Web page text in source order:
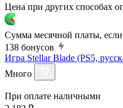
Цена при других способах
Сумма месячной платы, если
138 бонусов
Игра Stellar Blade (PS5,
Много
При оплате наличными